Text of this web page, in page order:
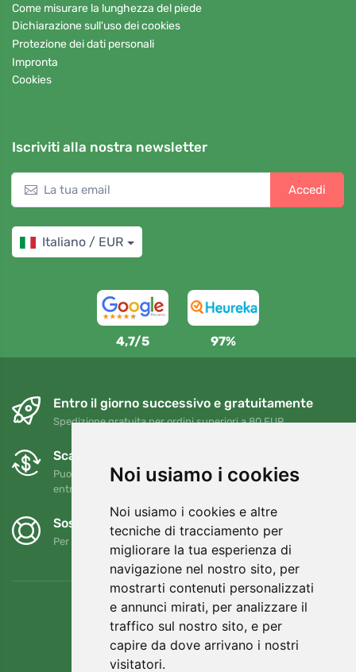
Noi usiamo i cookies
Noi usiamo i cookies e altre
tecniche di tracciamento per
migliorare la tua esperienza di
navigazione nel nostro sito, per
mostrarti contenuti personalizzati
e annunci mirati, per analizzare il
traffico sul nostro sito, e per
capire da dove arrivano i nostri
visitatori.
Come misurare la lunghezza del piede
Dichiarazione sull'uso dei cookies
Protezione dei dati personali
Impronta
Cookies
Iscriviti alla nostra newsletter
Accedi
Italiano / EUR
4,7/5 97%
Entro il giorno successivo e gratuitamente
Spedizione gratuita per ordini superiori a 80 EUR
Scambi e resi gratuiti
Puoi restituire o cambiare il tuo ordine in qualsiasi momento
entro 90 giorni
Sosteniamo Trees.org
Per ogni ordine piantiamo un albero! Leggi di più